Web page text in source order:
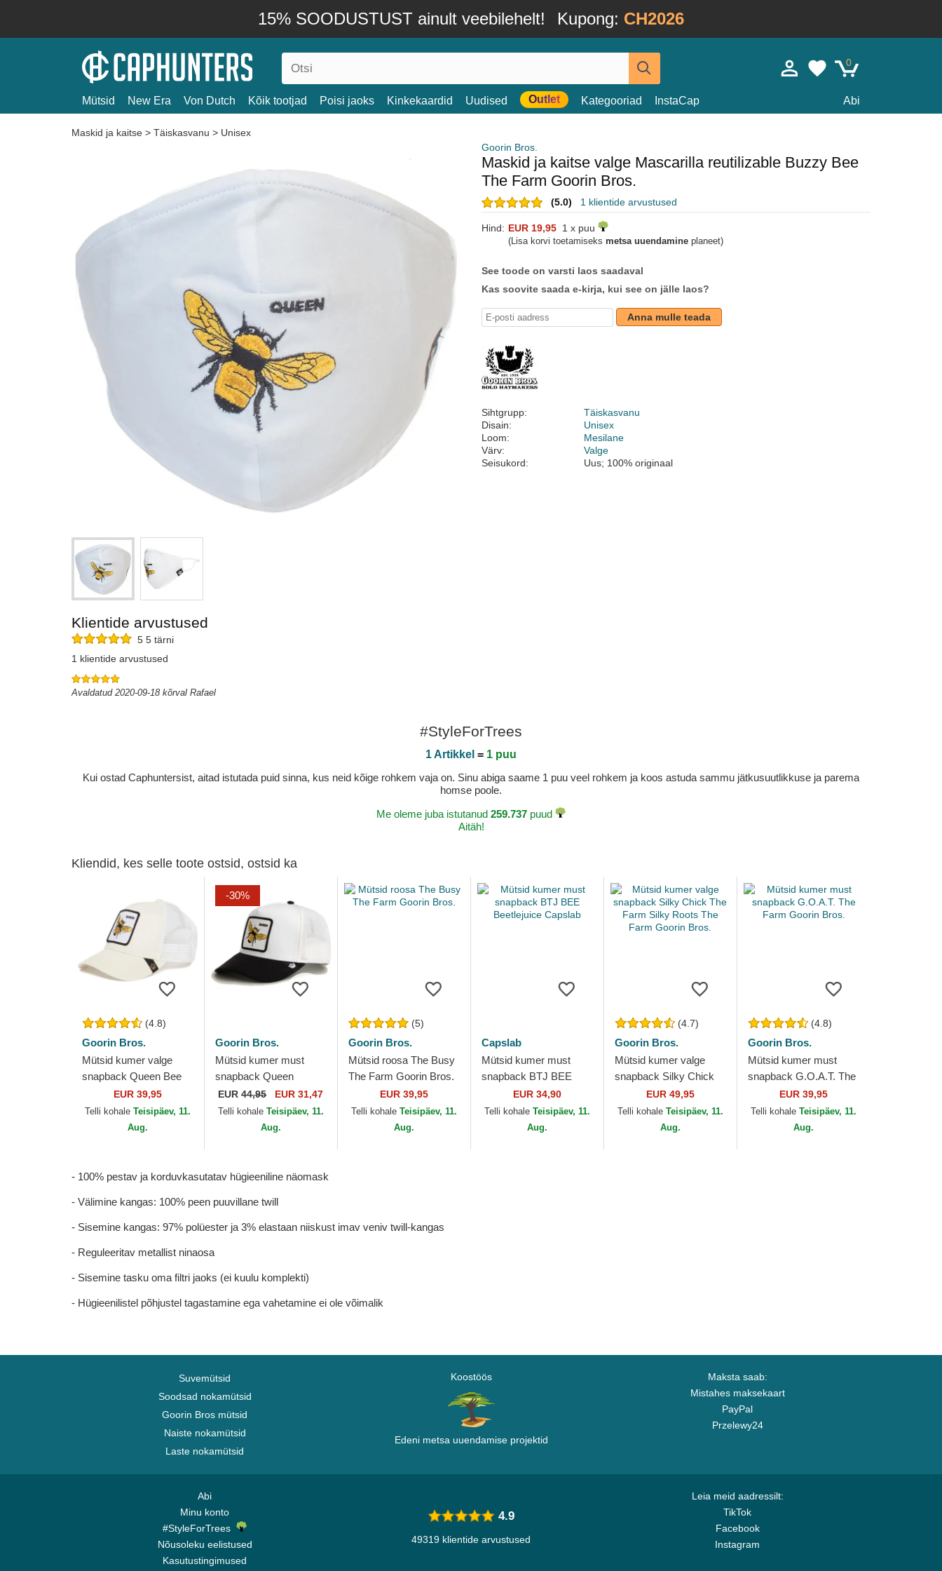
15% SOODUSTUST ainult veebilehelt! Kupong: CH2026
0
Mütsid New Era Von Dutch Kõik tootjad Poisi jaoks Kinkekaardid Uudised Outlet Kategooriad InstaCap Abi
Maskid ja kaitse > Täiskasvanu > Unisex
Goorin Bros.
Maskid ja kaitse valge Mascarilla reutilizable Buzzy Bee
The Farm Goorin Bros.
(5.0) 1 klientide arvustused
Hind: EUR 19,95 1 x puu
(Lisa korvi toetamiseks metsa uuendamine planeet)
See toode on varsti laos saadaval
Kas soovite saada e-kirja, kui see on jälle laos?
Anna mulle teada
Sihtgrupp:
Täiskasvanu
Disain:
Unisex
Loom:
Mesilane
Värv:
Valge
Seisukord:
Uus; 100% originaal
Klientide arvustused
5 5 tärni
1 klientide arvustused
Avaldatud 2020-09-18 kõrval Rafael
#StyleForTrees
1 Artikkel = 1 puu
Kui ostad Caphuntersist, aitad istutada puid sinna, kus neid kõige rohkem vaja on. Sinu abiga saame 1 puu veel rohkem ja koos astuda sammu jätkusuutlikkuse ja parema
homse poole.
Me oleme juba istutanud 259.737 puud
Aitäh!
Kliendid, kes selle toote ostsid, ostsid ka
(4.8)
Goorin Bros.
Mütsid kumer valge
snapback Queen Bee
The Farm Goorin Bros.
EUR 39,95
Telli kohale Teisipäev, 11.
Aug.
-30%
Goorin Bros.
Mütsid kumer must
snapback Queen
Microsuede Bee The
Farm Goorin Bros.
EUR44,95 EUR 31,47
Telli kohale Teisipäev, 11.
Aug.
(5)
Goorin Bros.
Mütsid roosa The Busy
The Farm Goorin Bros.
EUR 39,95
Telli kohale Teisipäev, 11.
Aug.
Capslab
Mütsid kumer must
snapback BTJ BEE
Beetlejuice Capslab
EUR 34,90
Telli kohale Teisipäev, 11.
Aug.
(4.7)
Goorin Bros.
Mütsid kumer valge
snapback Silky Chick
The Farm Silky Roots
The Farm Goorin Bros.
EUR 49,95
Telli kohale Teisipäev, 11.
Aug.
(4.8)
Goorin Bros.
Mütsid kumer must
snapback G.O.A.T. The
Farm Goorin Bros.
EUR 39,95
Telli kohaleTeisipäev, 11.
Aug.
- 100% pestav ja korduvkasutatav hügieeniline näomask
- Välimine kangas: 100% peen puuvillane twill
- Sisemine kangas: 97% polüester ja 3% elastaan niiskust imav veniv twill-kangas
- Reguleeritav metallist ninaosa
- Sisemine tasku oma filtri jaoks (ei kuulu komplekti)
- Hügieenilistel põhjustel tagastamine ega vahetamine ei ole võimalik
Suvemütsid
Soodsad nokamütsid
Goorin Bros mütsid
Naiste nokamütsid
Laste nokamütsid
Koostöös
Edeni metsa uuendamise projektid
Maksta saab:
Mistahes maksekaart
PayPal
Przelewy24
Abi
Minu konto
#StyleForTrees
Nõusoleku eelistused
Kasutustingimused
Leia meid aadressilt:
TikTok
Facebook
Instagram
4.9
49319 klientide arvustused